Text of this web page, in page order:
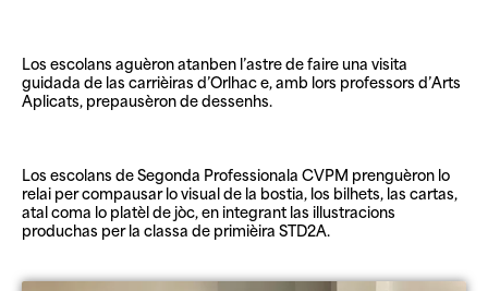
Los escolans aguèron atanben l’astre de faire una visita
guidada de las carrièiras d’Orlhac e, amb lors professors d’Arts
Aplicats, prepausèron de dessenhs.
Los escolans de Segonda Professionala CVPM prenguèron lo
relai per compausar lo visual de la bostia, los bilhets, las cartas,
atal coma lo platèl de jòc, en integrant las illustracions
produchas per la classa de primièira STD2A.